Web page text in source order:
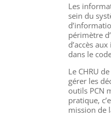
Les
sein du
périmètre
d’accès
dans le
Le CHRU
gérer les
outils PCN
pratique,
mission de